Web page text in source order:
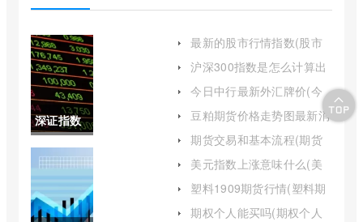
深证指数
历年情况
(今日股市
深证指数)
最新的股市行情指数(股市
最新指数行情)
沪深300指数是怎么计算出
来的(沪深300指数公式)
今日中行最新外汇牌价(今
日中行最新外汇牌价表)
豆粕期货价格走势图最新消
息(2505豆粕期货价格今天)
期货交易和基本流程(期货
交易的基本流程有哪些)
美元指数上涨意味什么(美
元指数上涨是美元上涨吗)
塑料1909期货行情(塑料期
货实时行情)
期权个人能买吗(期权个人